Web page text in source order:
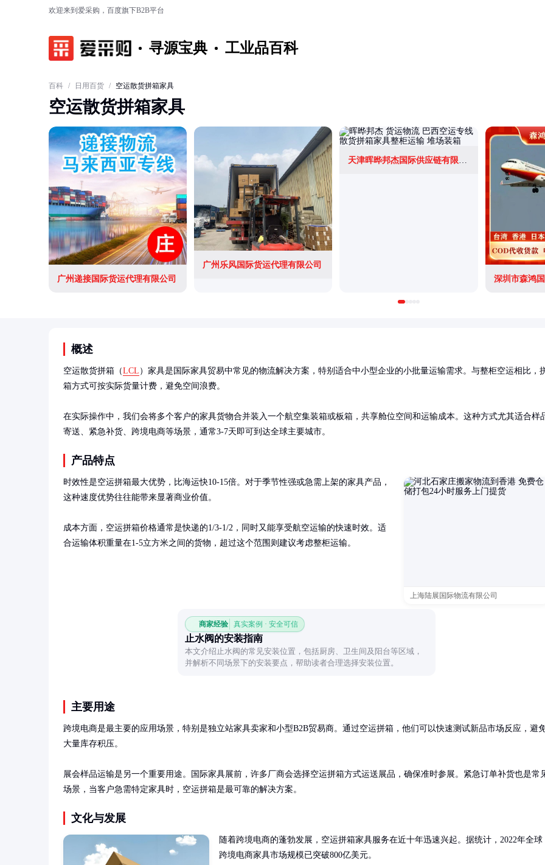
欢迎来到爱采购，百度旗下B2B平台
寻源宝典 工业品百科
百科 / 日用百货 / 空运散货拼箱家具
空运散货拼箱家具
广州递接国际货运代理有限公司
广州乐风国际货运代理有限公司
天津晖晔邦杰国际供应链有限公司
概述
空运散货拼箱（LCL ）家具是国际家具贸易中常见的物流解决方案，特别适合中小型企业的小批量运输需求。与整柜空运相比，
箱方式可按实际货量计费，避免空间浪费。
在实际操作中，我们会将多个客户的家具货物合并装入一个航空集装箱或板箱，共享舱位空间和运输成本。这种方式尤其适合样
寄送、紧急补货、跨境电商等场景，通常3-7天即可到达全球主要城市。
产品特点
上海陆展国际物流有限公司
时效性是空运拼箱最大优势，比海运快10-15倍。对于季节性强或急需上架的家具产品，
这种速度优势往往能带来显著商业价值。
成本方面，空运拼箱价格通常是快递的1/3-1/2，同时又能享受航空运输的快速时效。适
合运输体积重量在1-5立方米之间的货物，超过这个范围则建议考虑整柜运输。
商家经验 真实案例 · 安全可信
止水阀的安装指南
本文介绍止水阀的常见安装位置，包括厨房、卫生间及阳台等区域，
并解析不同场景下的安装要点，帮助读者合理选择安装位置。
主要用途
跨境电商是最主要的应用场景，特别是独立站家具卖家和小型B2B贸易商。通过空运拼箱，他们可以快速测试新品市场反应，避
大量库存积压。
展会样品运输是另一个重要用途。国际家具展前，许多厂商会选择空运拼箱方式运送展品，确保准时参展。紧急订单补货也是常
场景，当客户急需特定家具时，空运拼箱是最可靠的解决方案。
文化与发展
随着跨境电商的蓬勃发展，空运拼箱家具服务在近十年迅速兴起。据统计，2022年全球
跨境电商家具市场规模已突破800亿美元。